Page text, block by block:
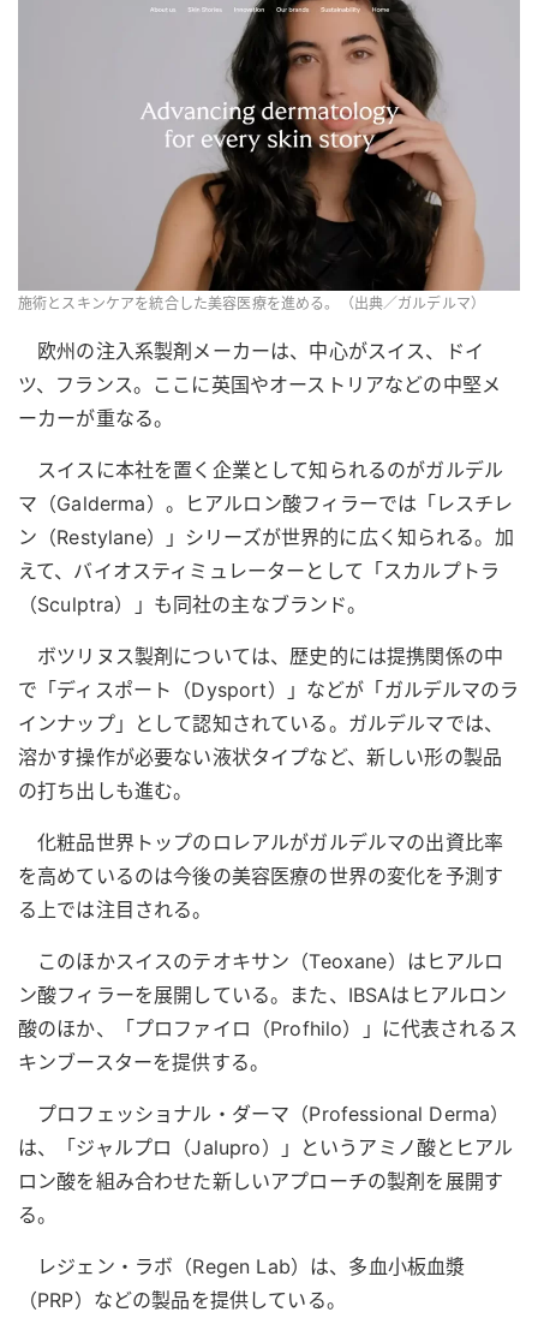
施術とスキンケアを統合した美容医療を進める。（出典／ガルデルマ）
欧州の注入系製剤メーカーは、中心がスイス、ドイ
ツ、フランス。ここに英国やオーストリアなどの中堅メ
ーカーが重なる。
スイスに本社を置く企業として知られるのがガルデル
マ（Galderma）。ヒアルロン酸フィラーでは「レスチレ
ン（Restylane）」シリーズが世界的に広く知られる。加
えて、バイオスティミュレーターとして「スカルプトラ
（Sculptra）」も同社の主なブランド。
ボツリヌス製剤については、歴史的には提携関係の中
で「ディスポート（Dysport）」などが「ガルデルマのラ
インナップ」として認知されている。ガルデルマでは、
溶かす操作が必要ない液状タイプなど、新しい形の製品
の打ち出しも進む。
化粧品世界トップのロレアルがガルデルマの出資比率
を高めているのは今後の美容医療の世界の変化を予測す
る上では注目される。
このほかスイスのテオキサン（Teoxane）はヒアルロ
ン酸フィラーを展開している。また、IBSAはヒアルロン
酸のほか、「プロファイロ（Profhilo）」に代表されるス
キンブースターを提供する。
プロフェッショナル・ダーマ（Professional Derma）
は、「ジャルプロ（Jalupro）」というアミノ酸とヒアル
ロン酸を組み合わせた新しいアプローチの製剤を展開す
る。
レジェン・ラボ（Regen Lab）は、多血小板血漿
（PRP）などの製品を提供している。